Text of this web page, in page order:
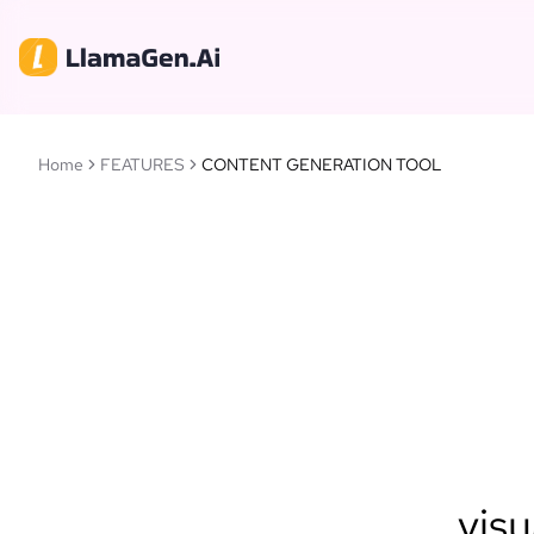
Home FEATURES CONTENT GENERATION TOOL